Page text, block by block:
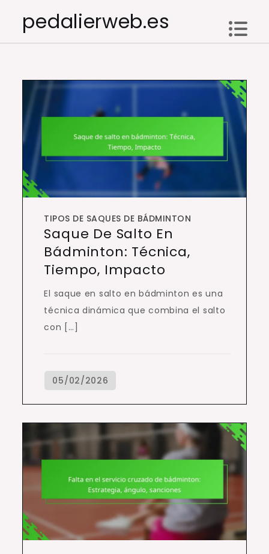
pedalierweb.es
TIPOS DE SAQUES DE BÁDMINTON
Saque De Salto En
Bádminton: Técnica,
Tiempo, Impacto
El saque en salto en bádminton es una
técnica dinámica que combina el salto
con […]